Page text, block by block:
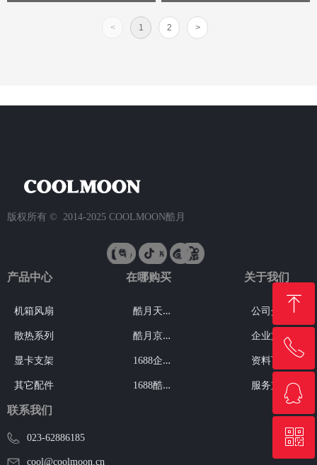
< 1 2 >
版权所有 ©  2014-2025 COOLMOON酷月
产品中心
机箱风扇
散热系列
显卡支架
其它配件
酷
月天猫旗舰店
酷
月京东旗舰店
1
688企业工厂店
1
688酷月品牌店
在哪购买
公司介绍
企业文化
资料下载
服务支持
关于我们
联系我们
023-62886185
cool@coolmoon.cn
ꁸ
回到顶部
ꂅ
ꁗ
QQ客服
ꀥ